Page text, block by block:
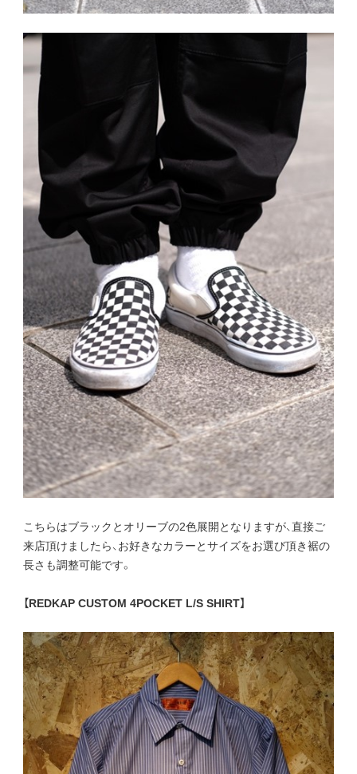
こちらはブラックとオリーブの2色展開となりますが、直接ご
来店頂けましたら、お好きなカラーとサイズをお選び頂き裾の
長さも調整可能です。
【REDKAP CUSTOM 4POCKET L/S SHIRT】